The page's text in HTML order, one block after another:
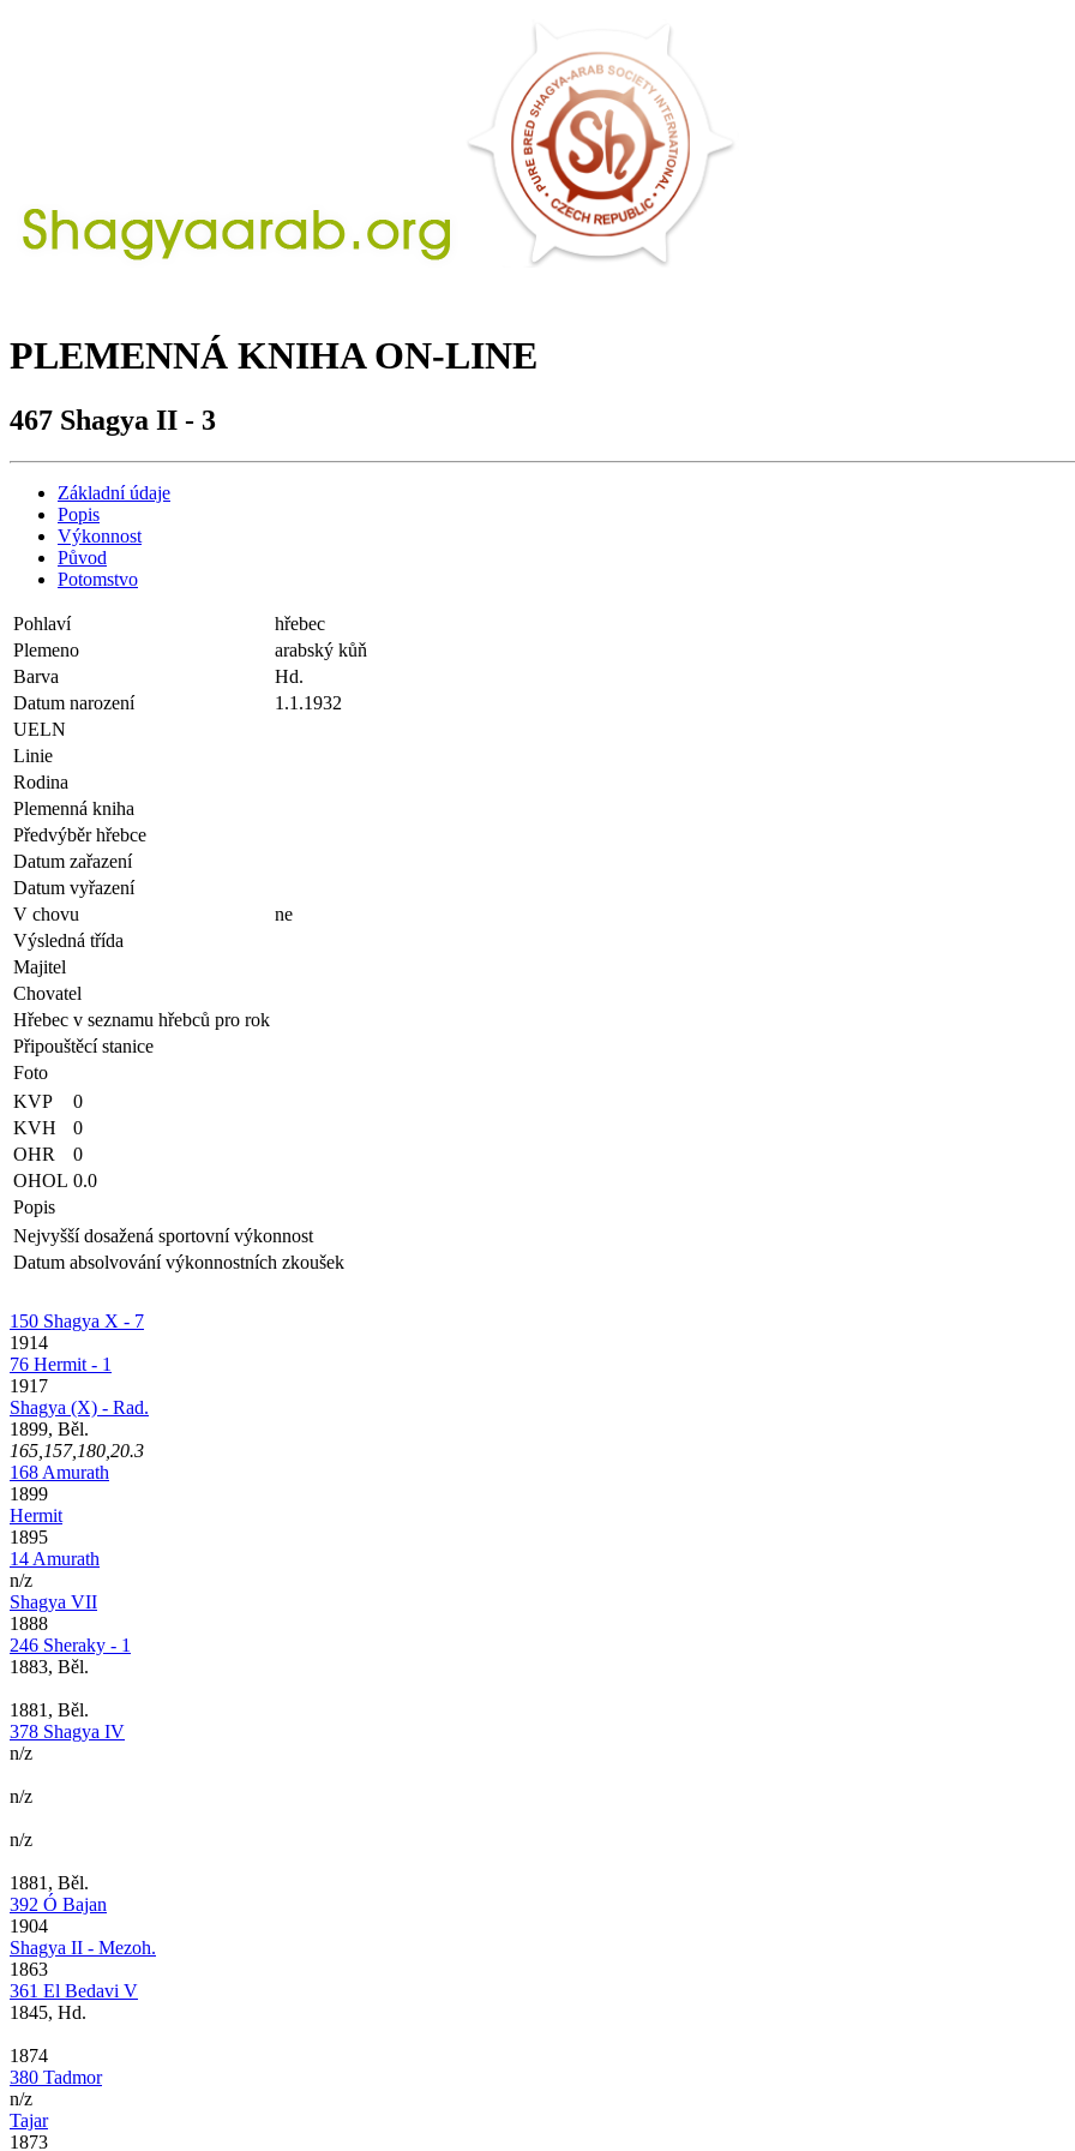
PLEMENNÁ KNIHA ON-LINE
467 Shagya II - 3
Základní údaje
Popis
Výkonnost
Původ
Potomstvo
Pohlaví
hřebec
Plemeno
arabský kůň
Barva
Hd.
Datum narození
1.1.1932
UELN
Linie
Rodina
Plemenná kniha
Předvýběr hřebce
Datum zařazení
Datum vyřazení
V chovu
ne
Výsledná třída
Majitel
Chovatel
Hřebec v seznamu hřebců pro rok
Připouštěcí stanice
Foto
KVP
0
KVH
0
OHR
0
OHOL 0.0
Popis
Nejvyšší dosažená sportovní výkonnost
Datum absolvování výkonnostních zkoušek
150 Shagya X - 7
1914
76 Hermit - 1
1917
Shagya (X) - Rad.
1899, Běl.
165,157,180,20.3
168 Amurath
1899
Hermit
1895
14 Amurath
n/z
Shagya VII
1888
246 Sheraky - 1
1883, Běl.
1881, Běl.
378 Shagya IV
n/z
n/z
n/z
1881, Běl.
392 Ó Bajan
1904
Shagya II - Mezoh.
1863
361 El Bedavi V
1845, Hd.
1874
380 Tadmor
n/z
Tajar
1873